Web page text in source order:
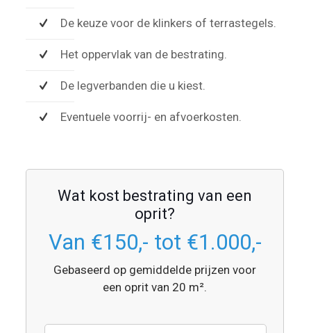
De keuze voor de klinkers of terrastegels.
Het oppervlak van de bestrating.
De legverbanden die u kiest.
Eventuele voorrij- en afvoerkosten.
Wat kost bestrating van een
oprit?
Van €150,- tot €1.000,-
Gebaseerd op gemiddelde prijzen voor
een oprit van 20 m².